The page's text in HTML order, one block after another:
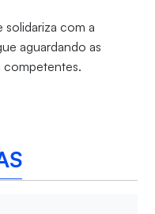
solidariza com a
aguardando as
competentes.